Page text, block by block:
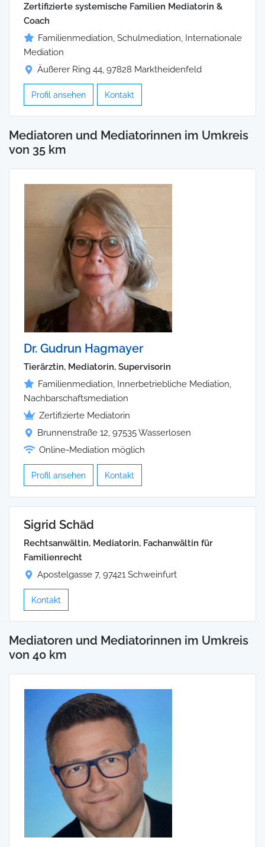
Zertifizierte systemische Familien Mediatorin &
Coach
Familienmediation, Schulmediation, Internationale
Mediation
Äußerer Ring 44, 97828 Marktheidenfeld
Profil ansehen Kontakt
Mediatoren und Mediatorinnen im Umkreis
von 35 km
Dr. Gudrun Hagmayer
Tierärztin, Mediatorin, Supervisorin
Familienmediation, Innerbetriebliche Mediation,
Nachbarschaftsmediation
Zertifizierte Mediatorin
Brunnenstraße 12, 97535 Wasserlosen
Online-Mediation möglich
Profil ansehen Kontakt
Sigrid Schäd
Rechtsanwältin, Mediatorin, Fachanwältin für
Familienrecht
Apostelgasse 7, 97421 Schweinfurt
Kontakt
Mediatoren und Mediatorinnen im Umkreis
von 40 km